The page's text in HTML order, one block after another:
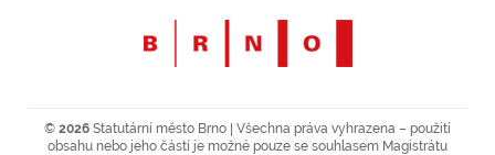
© 2026 Statutární město Brno | Všechna práva vyhrazena – použití
obsahu nebo jeho částí je možné pouze se souhlasem Magistrátu